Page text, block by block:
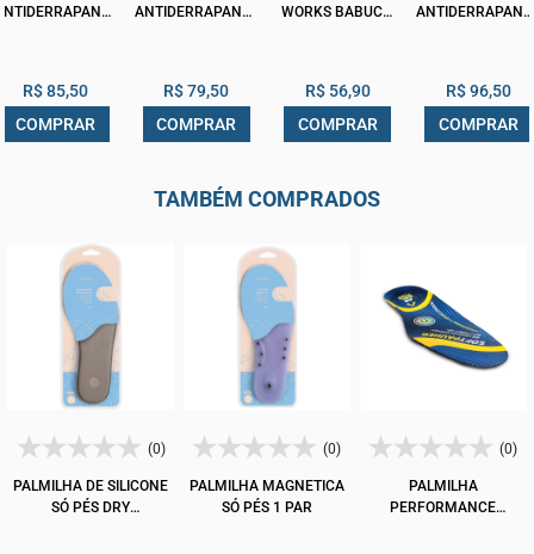
R$ 85,50
COMPRAR
ANTIDERRAPANTE
R$ 79,50
COMPRAR
WORKS BABUCH
R$ 56,90
COMPRAR
R$ 96,50
COMPRAR
TAMBÉM COMPRADOS
(0)
PALMILHA DE SILICONE
SÓ PÉS DRY
(0)
PALMILHA MAGNETICA
SÓ PÉS 1 PAR
(0)
PALMILHA
PERFORMANCE